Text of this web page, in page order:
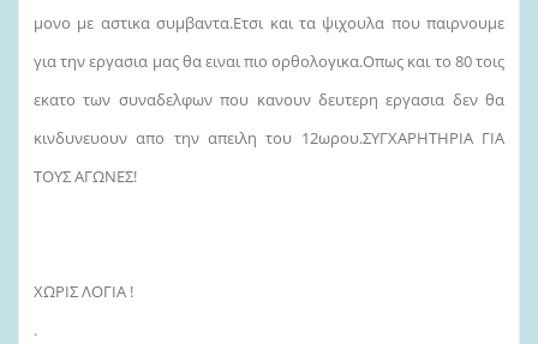
μονο με αστικα συμβαντα.Ετσι και τα ψιχουλα που παιρνουμε
για την εργασια μας θα ειναι πιο ορθολογικα.Οπως και το 80 τοις
εκατο των συναδελφων που κανουν δευτερη εργασια δεν θα
κινδυνευουν απο την απειλη του 12ωρου.ΣΥΓΧΑΡΗΤΗΡΙΑ ΓΙΑ
ΤΟΥΣ ΑΓΩΝΕΣ!
ΧΩΡΙΣ ΛΟΓΙΑ !
.